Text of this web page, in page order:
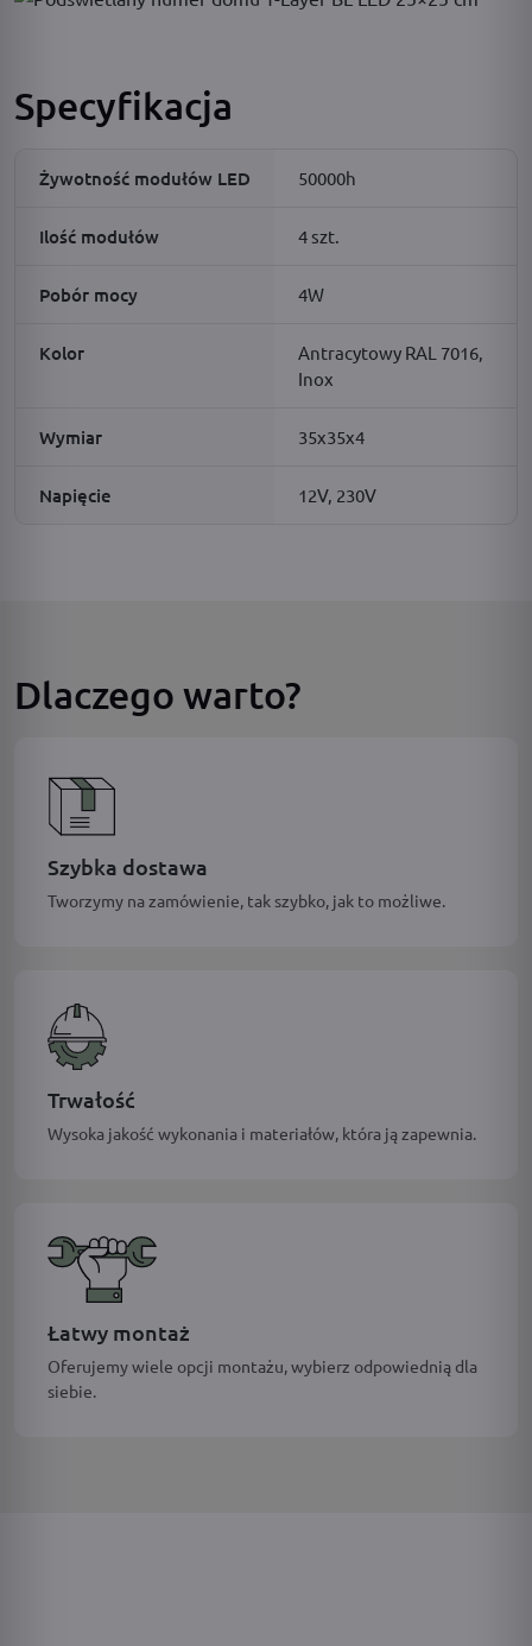
Specyfikacja
Żywotność modułów LED 50000h
Ilość modułów 4 szt.
Pobór mocy 4W
Kolor
Antracytowy RAL 7016,
Inox
Wymiar 35x35x4
Napięcie 12V, 230V
Dlaczego warto?
Szybka dostawa
Tworzymy na zamówienie, tak szybko, jak to możliwe.
Trwałość
Wysoka jakość wykonania i materiałów, która ją zapewnia.
Łatwy montaż
Oferujemy wiele opcji montażu, wybierz odpowiednią dla
siebie.